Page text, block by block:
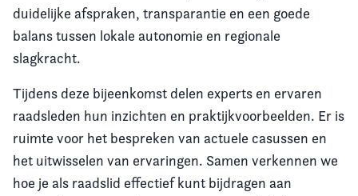
duidelijke afspraken, transparantie en een goede
balans tussen lokale autonomie en regionale
slagkracht.
Tijdens deze bijeenkomst delen experts en ervaren
raadsleden hun inzichten en praktijkvoorbeelden. Er is
ruimte voor het bespreken van actuele casussen en
het uitwisselen van ervaringen. Samen verkennen we
hoe je als raadslid effectief kunt bijdragen aan